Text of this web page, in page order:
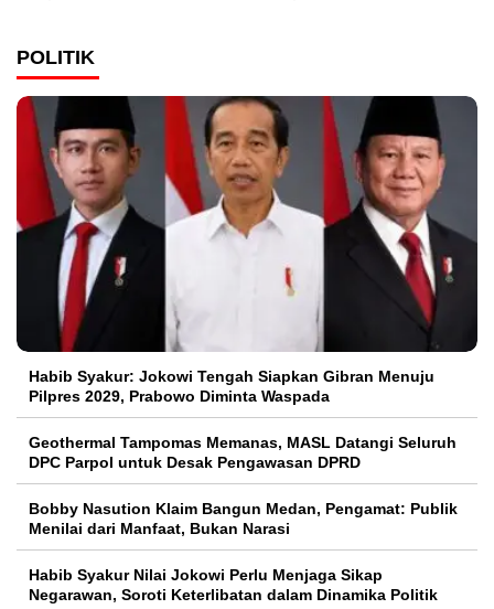
POLITIK
Habib Syakur: Jokowi Tengah Siapkan Gibran Menuju
Pilpres 2029, Prabowo Diminta Waspada
Geothermal Tampomas Memanas, MASL Datangi Seluruh
DPC Parpol untuk Desak Pengawasan DPRD
Bobby Nasution Klaim Bangun Medan, Pengamat: Publik
Menilai dari Manfaat, Bukan Narasi
Habib Syakur Nilai Jokowi Perlu Menjaga Sikap
Negarawan, Soroti Keterlibatan dalam Dinamika Politik